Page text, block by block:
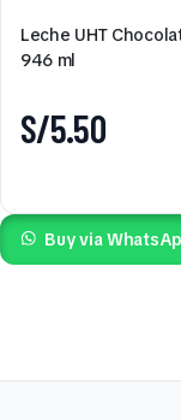
Leche UHT
946 ml
S/5.50
Buy via